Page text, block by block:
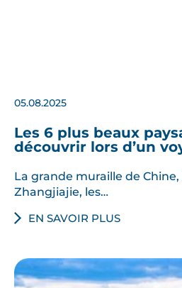
05.08.2025
Les 6 plus beaux
découvrir lors d’un
La grande muraille de Chine,
Zhangjiajie, les…
EN SAVOIR PLUS